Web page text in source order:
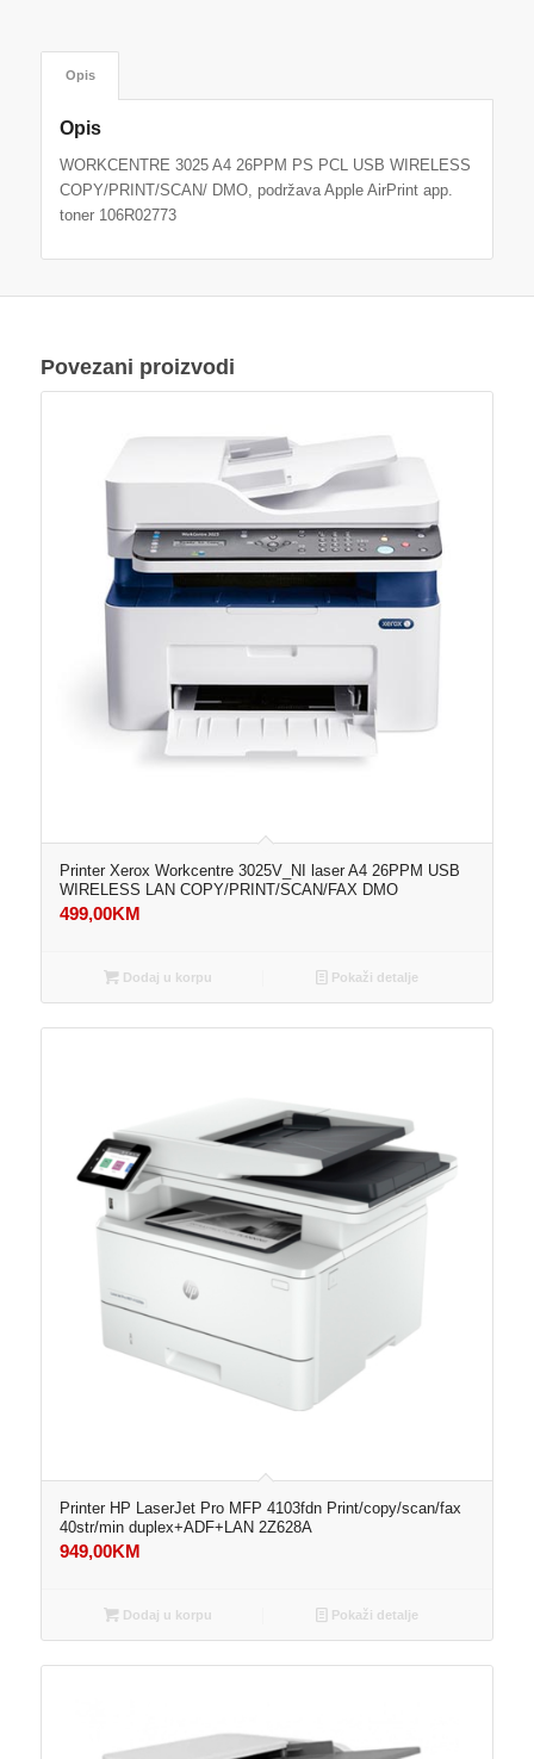
Opis
Opis
WORKCENTRE 3025 A4 26PPM PS PCL USB WIRELESS
COPY/PRINT/SCAN/ DMO, podržava Apple AirPrint app.
toner 106R02773
Povezani proizvodi
Printer Xerox Workcentre 3025V_NI laser A4 26PPM USB
WIRELESS LAN COPY/PRINT/SCAN/FAX DMO
499,00KM
Dodaj u korpu Pokaži detalje
Printer HP LaserJet Pro MFP 4103fdn Print/copy/scan/fax
40str/min duplex+ADF+LAN 2Z628A
949,00KM
Dodaj u korpu Pokaži detalje